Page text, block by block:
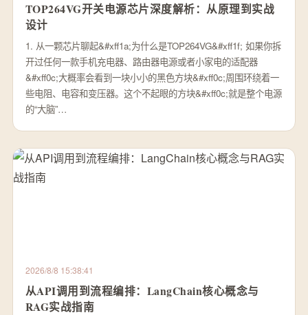
TOP264VG开关电源芯片深度解析：从原理到实战
设计
1. 从一颗芯片聊起&#xff1a;为什么是TOP264VG&#xff1f; 如果你拆
开过任何一款手机充电器、路由器电源或者小家电的适配器
&#xff0c;大概率会看到一块小小的黑色方块&#xff0c;周围环绕着一
些电阻、电容和变压器。这个不起眼的方块&#xff0c;就是整个电源
的“大脑”…
2026/8/8 15:38:41
从API调用到流程编排：LangChain核心概念与
RAG实战指南